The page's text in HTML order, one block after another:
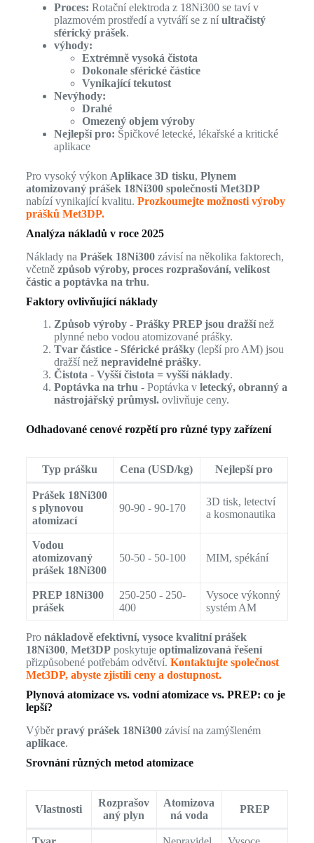
Proces: Rotační elektroda z 18Ni300 se taví v
plazmovém prostředí a vytváří se z ní ultračistý
sférický prášek.
výhody:
Extrémně vysoká čistota
Dokonale sférické částice
Vynikající tekutost
Nevýhody:
Drahé
Omezený objem výroby
Nejlepší pro: Špičkové letecké, lékařské a kritické
aplikace
Pro vysoký výkon Aplikace 3D tisku, Plynem
atomizovaný prášek 18Ni300 společnosti Met3DP
nabízí vynikající kvalitu. Prozkoumejte možnosti výroby
prášků Met3DP.
Analýza nákladů v roce 2025
Náklady na Prášek 18Ni300závisí na několika faktorech,
včetně způsob výroby, proces rozprašování, velikost
částic a poptávka na trhu.
Faktory ovlivňující náklady
Způsob výroby- Prášky PREP jsou dražšínež
plynné nebo vodou atomizované prášky.
Tvar částice- Sférické prášky(lepší pro AM) jsou
dražší než nepravidelné prášky.
Čistota- Vyšší čistota = vyšší náklady.
Poptávka na trhu- Poptávka v letecký, obranný a
nástrojářský průmysl.ovlivňuje ceny.
Odhadované cenové rozpětí pro různé typy zařízení
Typ prášku Cena (USD/kg) Nejlepší pro
Prášek 18Ni300
s plynovou
atomizací
90-90 - 90-170
3D tisk, letectví
a kosmonautika
Vodou
atomizovaný
prášek 18Ni300
50-50 - 50-100 MIM, spékání
PREP 18Ni300
prášek
250-250 - 250-
400
Vysoce výkonný
systém AM
Pro nákladově efektivní, vysoce kvalitní prášek
18Ni300, Met3DPposkytuje optimalizovaná řešení
přizpůsobené potřebám odvětví. Kontaktujte společnost
Met3DP, abyste zjistili ceny a dostupnost.
Plynová atomizace vs. vodní atomizace vs. PREP: co je
lepší?
Výběrpravý prášek 18Ni300závisí na zamýšleném
aplikace.
Srovnání různých metod atomizace
Vlastnosti
Rozprašov
aný plyn
Atomizova
ná voda
PREP